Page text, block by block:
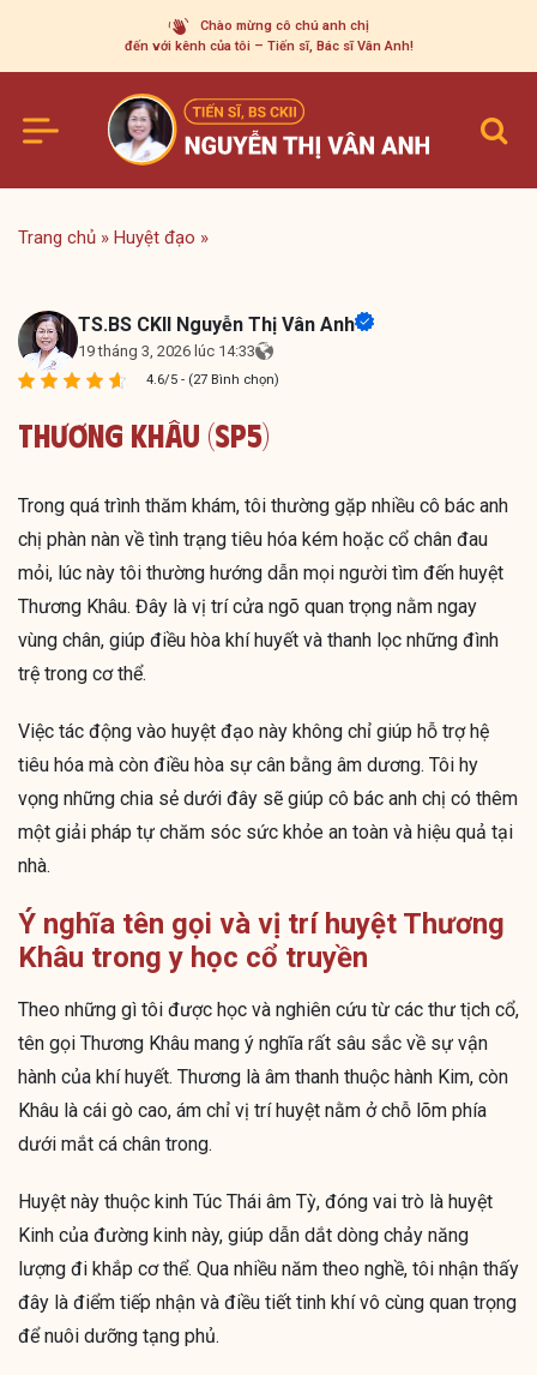
content
Chào mừng cô chú anh chị
đến với kênh của tôi – Tiến sĩ, Bác sĩ Vân Anh!
Trang chủ » Huyệt đạo »
TS.BS CKII Nguyễn Thị Vân Anh
19 tháng 3, 2026 lúc 14:33
4.6/5 - (27 Bình chọn)
Thương Khâu (SP5)
Trong quá trình thăm khám, tôi thường gặp nhiều cô bác anh
chị phàn nàn về tình trạng tiêu hóa kém hoặc cổ chân đau
mỏi, lúc này tôi thường hướng dẫn mọi người tìm đến huyệt
Thương Khâu. Đây là vị trí cửa ngõ quan trọng nằm ngay
vùng chân, giúp điều hòa khí huyết và thanh lọc những đình
trệ trong cơ thể.
Việc tác động vào huyệt đạo này không chỉ giúp hỗ trợ hệ
tiêu hóa mà còn điều hòa sự cân bằng âm dương. Tôi hy
vọng những chia sẻ dưới đây sẽ giúp cô bác anh chị có thêm
một giải pháp tự chăm sóc sức khỏe an toàn và hiệu quả tại
nhà.
Ý nghĩa tên gọi và vị trí huyệt Thương
Khâu trong y học cổ truyền
Theo những gì tôi được học và nghiên cứu từ các thư tịch cổ,
tên gọi Thương Khâu mang ý nghĩa rất sâu sắc về sự vận
hành của khí huyết. Thương là âm thanh thuộc hành Kim, còn
Khâu là cái gò cao, ám chỉ vị trí huyệt nằm ở chỗ lõm phía
dưới mắt cá chân trong.
Huyệt này thuộc kinh Túc Thái âm Tỳ, đóng vai trò là huyệt
Kinh của đường kinh này, giúp dẫn dắt dòng chảy năng
lượng đi khắp cơ thể. Qua nhiều năm theo nghề, tôi nhận thấy
đây là điểm tiếp nhận và điều tiết tinh khí vô cùng quan trọng
để nuôi dưỡng tạng phủ.